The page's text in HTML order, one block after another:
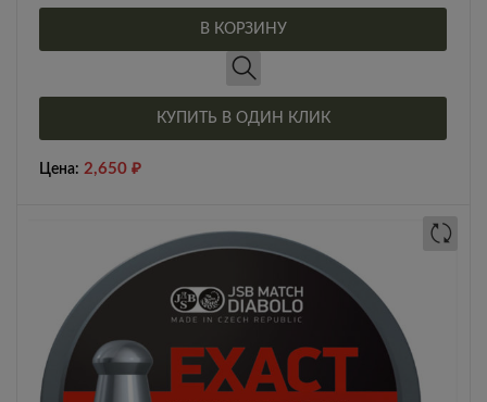
В КОРЗИНУ
КУПИТЬ В ОДИН КЛИК
Цена: 2,650 ₽